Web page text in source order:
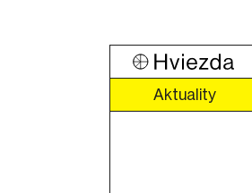
Aktuality